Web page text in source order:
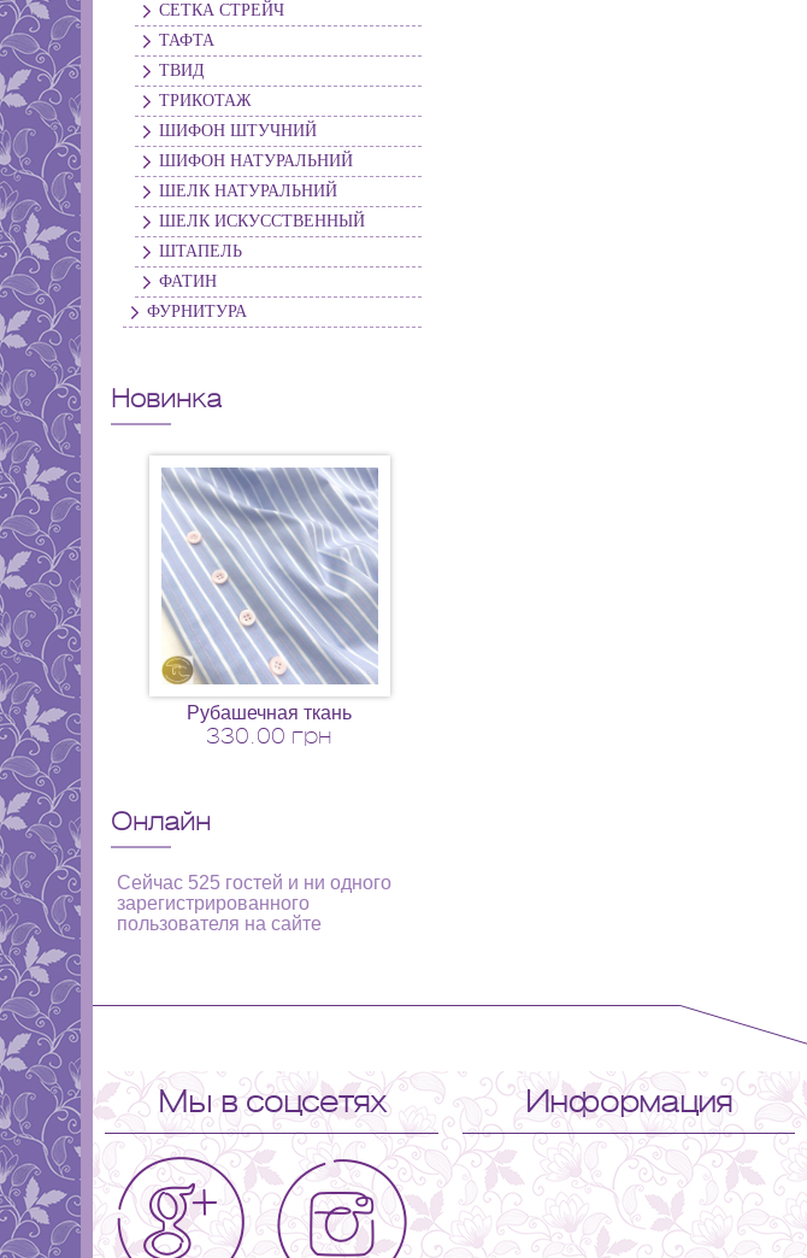
СЕТКА СТРЕЙЧ
ТАФТА
ТВИД
ТРИКОТАЖ
ШИФОН ШТУЧНИЙ
ШИФОН НАТУРАЛЬНИЙ
ШЕЛК НАТУРАЛЬНИЙ
ШЕЛК ИСКУССТВЕННЫЙ
ШТАПЕЛЬ
ФАТИН
ФУРНИТУРА
Новинка
Рубашечная ткань
330.00 грн
Онлайн
Сейчас 525 гостей и ни одного
зарегистрированного
пользователя на сайте
Мы в соцсетях Информация